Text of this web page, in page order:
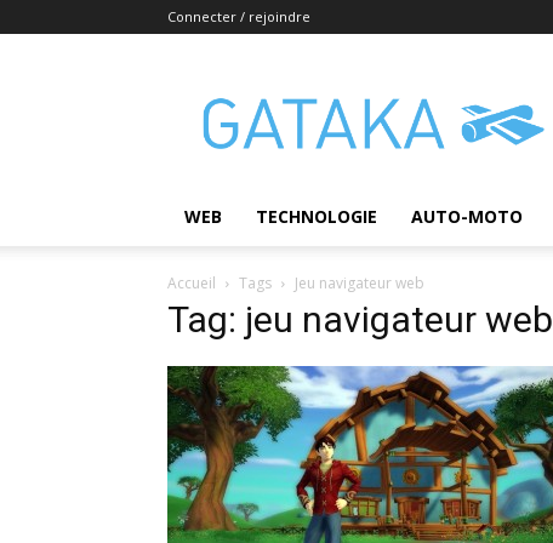
Connecter / rejoindre
WEB TECHNOLOGIE AUTO-MOTO
Accueil Tags Jeu navigateur web
Tag: jeu navigateur web